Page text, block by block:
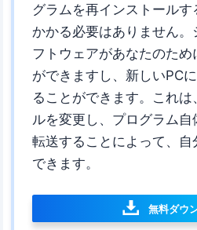
グラムを再インストール
かかる必要はありません。
フトウェアがあなたのため
ができますし、新しいPC
ることができます。これは
ルを変更し、プログラム
転送することによって、自
できます。
無料ダウ